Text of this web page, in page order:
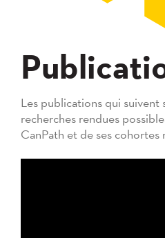
Les publications qui suivent
recherches rendues
CanPath et de ses cohortes